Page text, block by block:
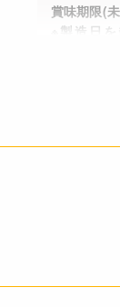
賞味期限(
※製造日
JANコード